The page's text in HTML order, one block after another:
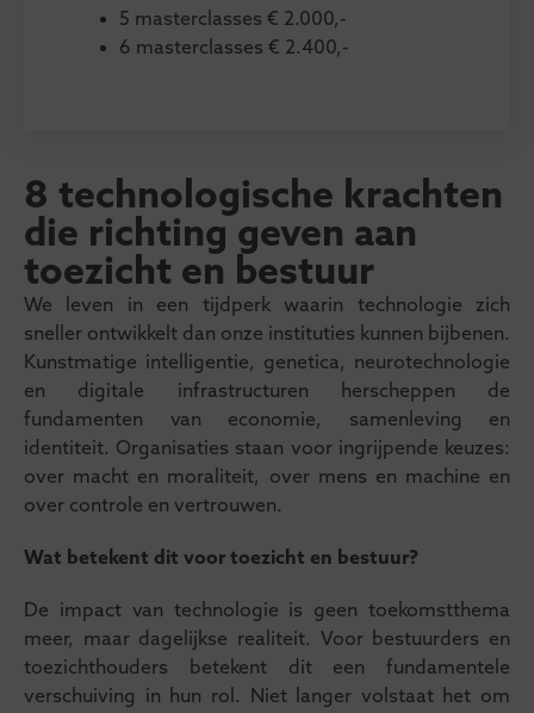
5 masterclasses € 2.000,-
6 masterclasses € 2.400,-
8 technologische krachten
die richting geven aan
toezicht en bestuur
We leven in een tijdperk waarin technologie zich
sneller ontwikkelt dan onze instituties kunnen bijbenen.
Kunstmatige intelligentie, genetica, neurotechnologie
en digitale infrastructuren herscheppen de
fundamenten van economie, samenleving en
identiteit. Organisaties staan voor ingrijpende keuzes:
over macht en moraliteit, over mens en machine en
over controle en vertrouwen.
Wat betekent dit voor toezicht en bestuur?
De impact van technologie is geen toekomstthema
meer, maar dagelijkse realiteit. Voor bestuurders en
toezichthouders betekent dit een fundamentele
verschuiving in hun rol. Niet langer volstaat het om